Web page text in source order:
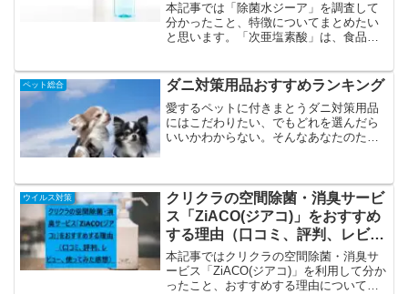
本記事では「除菌水ジーア」を調査して
分かったこと、特徴についてまとめたい
と思います。「次亜塩素酸」は、食品衛
用されてきたので安心です。アルコール
消毒は肌が荒れるから避け...
ペット総合 ダニ対策用品おすすめランキング
愛するペットに付きまとうダニ対策用品
にはこだわりたい、でもどれを選んだら
いいかわからない。そんなあなたのため
い」という方まで満足できる...
ウイルス対策
クリクラの空間除菌・消臭サービ
ス「ZiACO(ジアコ)」をおすすめ
する理由（口コミ、評判、レビュ
ー、使ってみた感想）
本記事ではクリクラの空間除菌・消臭サ
ービス「ZiACO(ジアコ)」を利用して分か
ったこと、おすすめする理由についてま